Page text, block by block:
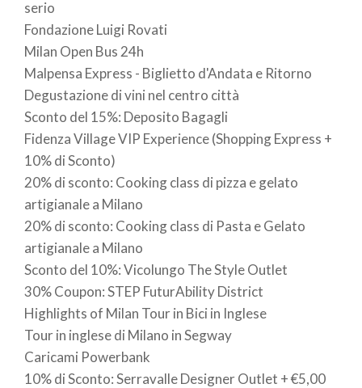
serio
Fondazione Luigi Rovati
Milan Open Bus 24h
Malpensa Express - Biglietto d'Andata e Ritorno
Degustazione di vini nel centro città
Sconto del 15%: Deposito Bagagli
Fidenza Village VIP Experience (Shopping Express +
10% di Sconto)
20% di sconto: Cooking class di pizza e gelato
artigianale a Milano
20% di sconto: Cooking class di Pasta e Gelato
artigianale a Milano
Sconto del 10%: Vicolungo The Style Outlet
30% Coupon: STEP FuturAbility District
Highlights of Milan Tour in Bici in Inglese
Tour in inglese di Milano in Segway
Caricami Powerbank
10% di Sconto: Serravalle Designer Outlet + €5,00